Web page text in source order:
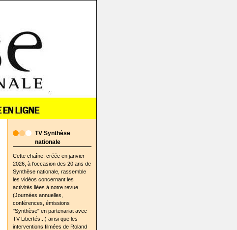
TV Synthèse
nationale
Cette chaîne, créée en janvier
2026, à l'occasion des 20 ans de
Synthèse nationale, rassemble
les vidéos concernant les
activités liées à notre revue
(Journées annuelles,
conférences, émissions
"Synthèse" en partenariat avec
TV Libertés...) ainsi que les
interventions filmées de Roland